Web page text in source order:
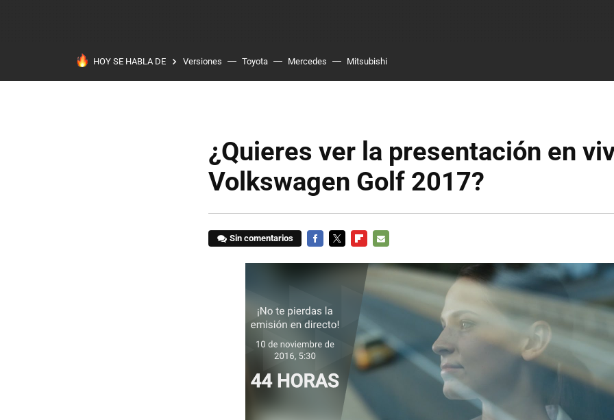
HOY SE HABLA DE Versiones Toyota Mercedes Mitsubishi
¿Quieres ver la presentación en
Volkswagen Golf 2017?
Sin comentarios
MAIL